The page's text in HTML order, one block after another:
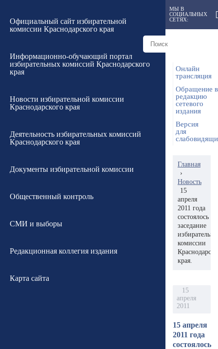
Официальный сайт избирательной
комиссии Краснодарского края
Информационно-обучающий портал
избирательных комиссий Краснодарского
края
Новости избирательной комиссии
Краснодарского края
Деятельность избирательных комиссий
Краснодарского края
Документы избирательной комиссии
Общественный контроль
СМИ и выборы
Редакционная коллегия издания
Карта сайта
МЫ В
СОЦИАЛЬНЫХ
СЕТЯХ:
Онлайн
трансляция
Обращение в
редакцию
сетевого
издания
Версия
для
Главная
›
Новость
15
апреля
2011 года
состоялось
заседание
комиссии
края.
15
апреля
2011
15 апреля
2011 года
состоялось